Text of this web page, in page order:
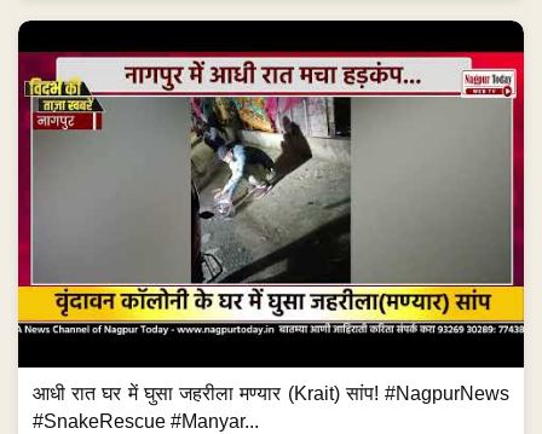
आधी रात घर में घुसा जहरीला मण्यार (Krait) सांप! #NagpurNews
#SnakeRescue #Manyar...